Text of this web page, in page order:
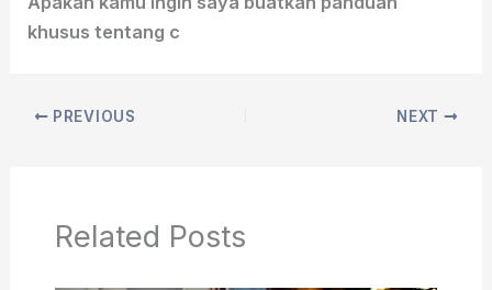
khusus tentang c
PREVIOUS NEXT
Related Posts